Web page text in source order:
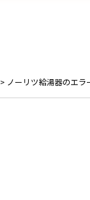
> ノーリツ給湯器のエラ